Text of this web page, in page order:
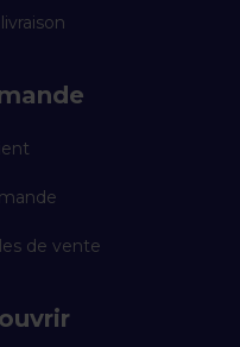
de vente